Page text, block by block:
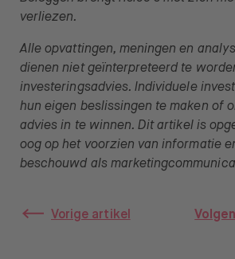
verliezen.
Alle opvattingen, meningen en
dienen niet geïnterpreteerd te
investeringsadvies. Individuele
hun eigen beslissingen te maken of
advies in te winnen. Dit artikel is
oog op het voorzien van informatie
beschouwd als
Vorige artikel